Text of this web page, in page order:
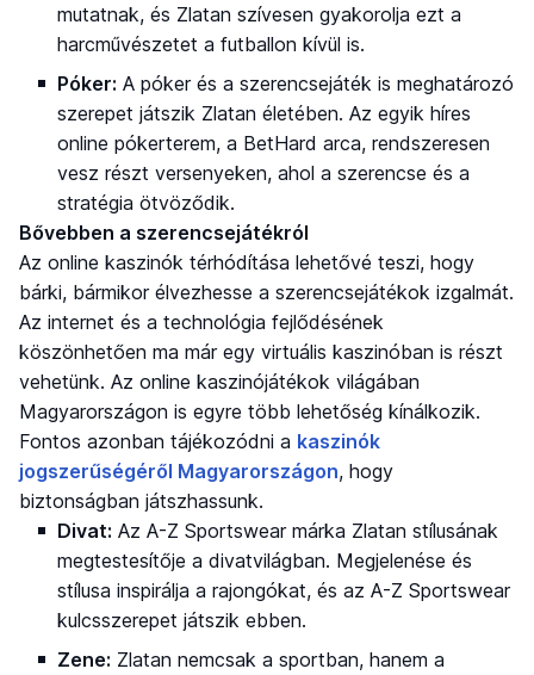
mutatnak, és Zlatan szívesen gyakorolja ezt a
harcművészetet a futballon kívül is.
Póker: A póker és a szerencsejáték is meghatározó
szerepet játszik Zlatan életében. Az egyik híres
online pókerterem, a BetHard arca, rendszeresen
vesz részt versenyeken, ahol a szerencse és a
stratégia ötvöződik.
Bővebben a szerencsejátékról
Az online kaszinók térhódítása lehetővé teszi, hogy
bárki, bármikor élvezhesse a szerencsejátékok izgalmát.
Az internet és a technológia fejlődésének
köszönhetően ma már egy virtuális kaszinóban is részt
vehetünk. Az online kaszinójátékok világában
Magyarországon is egyre több lehetőség kínálkozik.
Fontos azonban tájékozódni a kaszinók
jogszerűségéről Magyarországon, hogy
biztonságban játszhassunk.
Divat: Az A-Z Sportswear márka Zlatan stílusának
megtestesítője a divatvilágban. Megjelenése és
stílusa inspirálja a rajongókat, és az A-Z Sportswear
kulcsszerepet játszik ebben.
Zene: Zlatan nemcsak a sportban, hanem a